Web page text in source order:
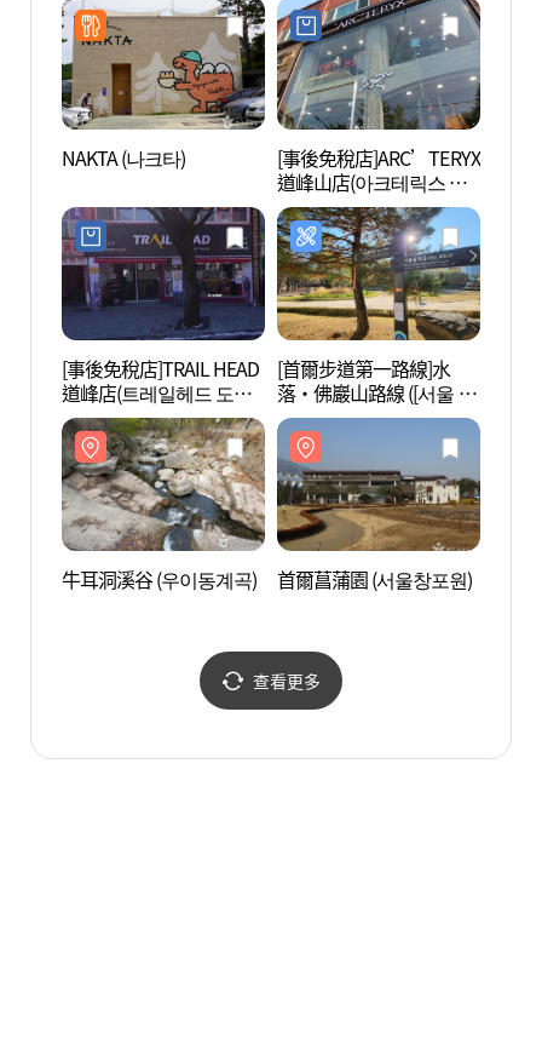
지점)
NAKTA (나크타)
[事後免稅店]ARC’TERYX
道峰山店(아크테릭스 도
봉산점)
[事後免稅店]TRAIL HEAD
道峰店(트레일헤드 도봉
점)
[首爾步道第一路線]水
落‧佛巖山路線 ([서울 둘
레길 1코스] 수락 · 불암
산 코스)
牛耳洞溪谷 (우이동계곡) 首爾菖蒲園 (서울창포원)
查看更多